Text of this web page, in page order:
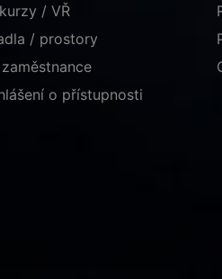
/ VŘ
/ prostory
o přístupnosti